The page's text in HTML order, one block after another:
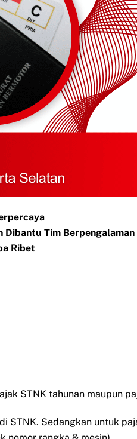
Dibantu Tim Berpengalaman
Ribet
STNK tahunan maupun
STNK. Sedangkan untuk